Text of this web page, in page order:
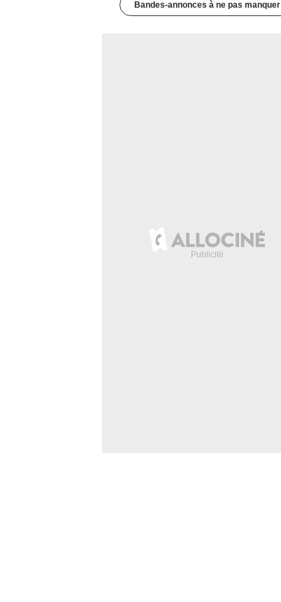
Bandes-annonces à ne pas manquer